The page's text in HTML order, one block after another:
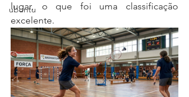
ubuntu
lugar, o que foi uma classificação
excelente.